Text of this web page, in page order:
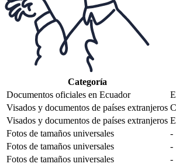
Categoría
Documentos oficiales en Ecuador
Visados y documentos de países extranjeros
Visados y documentos de países extranjeros
Fotos de tamaños universales
-
Fotos de tamaños universales
-
Fotos de tamaños universales
-